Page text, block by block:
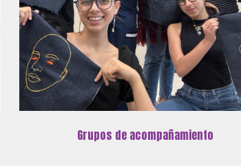
Grupos de acompañamiento